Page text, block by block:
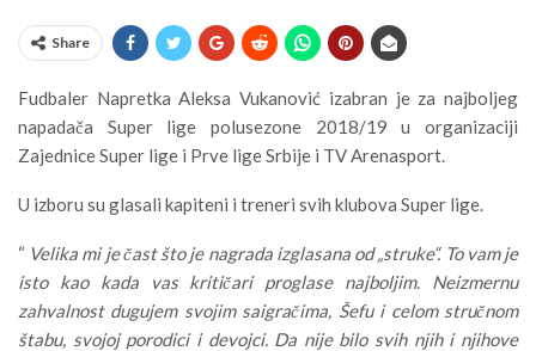
Share
Fudbaler Napretka Aleksa Vukanović izabran je za najboljeg
napadača Super lige polusezone 2018/19 u organizaciji
Zajednice Super lige i Prve lige Srbije i TV Arenasport.
U izboru su glasali kapiteni i treneri svih klubova Super lige.
“ Velika mi je čast što je nagrada izglasana od „struke“. To vam je
isto kao kada vas kritičari proglase najboljim. Neizmernu
zahvalnost dugujem svojim saigračima, Šefu i celom stručnom
štabu, svojoj porodici i devojci. Da nije bilo svih njih i njihove